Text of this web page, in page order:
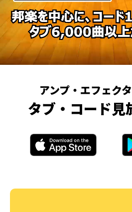
アンプ・エフェク
タブ・コード見